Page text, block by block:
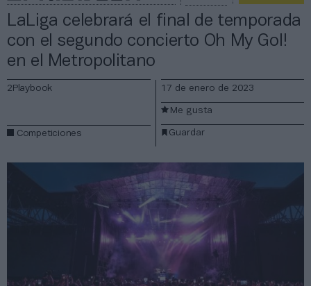
LaLiga celebrará el final de temporada
con el segundo concierto Oh My Gol!
en el Metropolitano
2Playbook
Competiciones
17 de enero de 2023
Guardar
Me gusta